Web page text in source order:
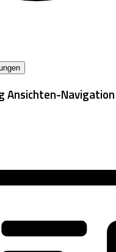
Ansichten-Navigation